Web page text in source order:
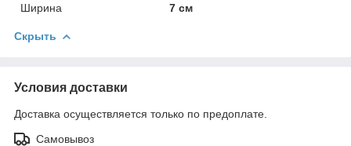
Ширина
7 см
Скрыть
Условия доставки
Доставка осуществляется только по предоплате.
Самовывоз